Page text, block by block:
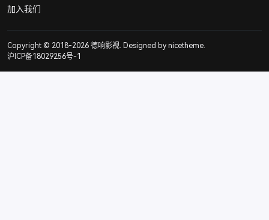
加入我们
Copyright © 2018-2026 德响影视. Designed by nicetheme.
沪ICP备18029256号-1